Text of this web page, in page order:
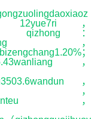
，12yue7ri，
，qizhong：
，
；
，
，
，
，